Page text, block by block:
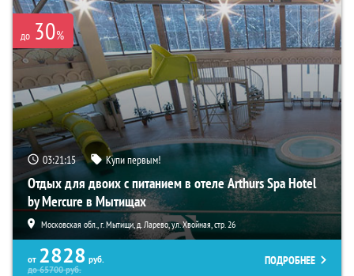
до 30%
03:21:14 Купи первым!
Отдых для двоих с питанием в отеле Arthurs Spa Hotel
by Mercure в Мытищах
Московская обл., г. Мытищи, д. Ларево, ул. Хвойная, стр. 26
от 2828 руб.
до65700руб.
ПОДРОБНЕЕ